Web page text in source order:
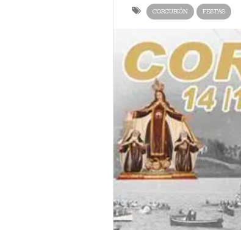
CORCUBIÓN FESTAS